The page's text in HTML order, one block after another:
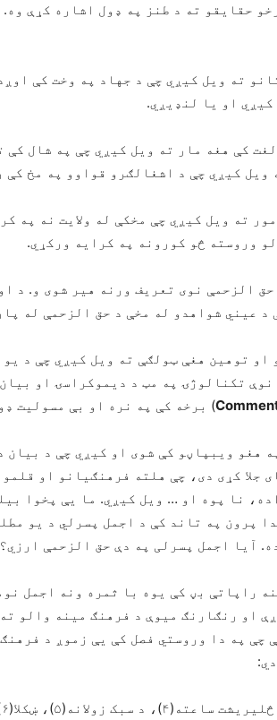
حقایقو ته د طنز په ډول اشاره کړې
ته ویل کیږي چې د جهاد په وخت کې
او یا لنډیږي.
کې هغه مار ته ویل کیږي چې په شال کې
ویل کیږي چې د اشغالګرو قواوو په مخ
ته ویل کیږي چې مخکې له ولایت نه په
وروسته څو کورونه په کرایه ورکړي.
الزحمې نوی تعریف ورنه هیر شوی و. د
د عیني شواهدو له مخې د حق الزحمې له
او توهین هغې ټولګې ته ویل کیږي چې د
تکنالوژۍ په مټ د دیموکراسۍ او
) برخه کې په نره او بې مسولیت
هغو ویبپاڼو کې شوی او کیږي چې د بیان
جلا کړی دی، چې هلته فرهنګیانو او
پرون په تاند کې د اجمل پسرلي د یو
آیا اجمل پسرلی په دې حق الزحمې ارزي؟
راپاتې بڼ کې یوه با ثمره ونه اجمل
او رنګارنګ میوې د فرهنګ مینه والو
چې په دا وروستي فصل کې یې زموږ د